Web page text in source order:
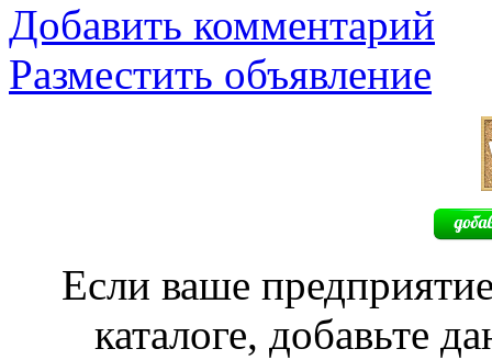
Добавить комментарий
Разместить объявление
Если ваше
каталоге, добавьте